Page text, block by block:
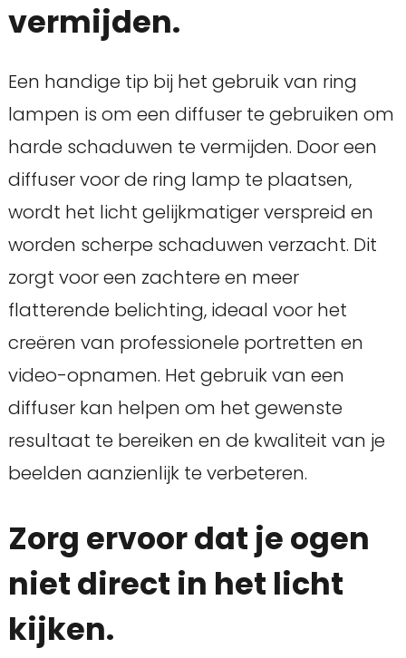
vermijden.
Een handige tip bij het gebruik van ring
lampen is om een diffuser te gebruiken om
harde schaduwen te vermijden. Door een
diffuser voor de ring lamp te plaatsen,
wordt het licht gelijkmatiger verspreid en
worden scherpe schaduwen verzacht. Dit
zorgt voor een zachtere en meer
flatterende belichting, ideaal voor het
creëren van professionele portretten en
video-opnamen. Het gebruik van een
diffuser kan helpen om het gewenste
resultaat te bereiken en de kwaliteit van je
beelden aanzienlijk te verbeteren.
Zorg ervoor dat je ogen
niet direct in het licht
kijken.